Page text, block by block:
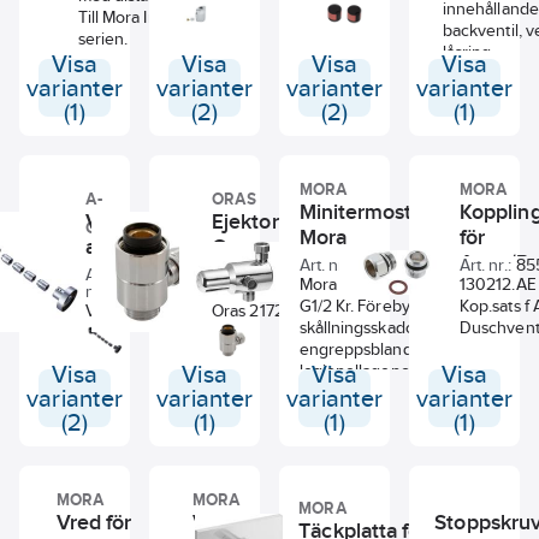
Till Mora Inxx-
serien.
Visa
varianter
(1)
termostatduschblandare.
Visa
varianter
(2)
med fast temp.
stop, Care, krom,
Extra greppvänliga
rattar. Passar till
Mora MMIX
termostatblandare.
Visa
varianter
(2)
innehållande
backventil,
låsring,
o-ringar.
Visa
varianter
(1)
A-
COLLECTION
Väggfäste
a-
collection
Azur
Art.
nr.:
8489947
Väggfäste a-
collection
Azur. Diam
24mm.
Visa
varianter
(2)
ORAS
Ejektorhus,
Oras
Art.
nr.:
8154451
Oras 217200
ejektorhus
G15x12.
Visa
varianter
(1)
MORA
Minitermostat Cera,
Mora
Art. nr.:
8553554
Mora Cera Minitermo.
G1/2 Kr. Förebygger
skållningsskador från
engreppsblandare. Med
legionellagenomspolning.
Förinställd temp: 38°.
Visa
varianter
(1)
MORA
för
Aqua/
Mora
Art. nr.:
130212.AE
Kop.sats f
Visa
varianter
(1)
MORA
Vred för
MORA
Vredomkastare
MORA
Täckplatta för